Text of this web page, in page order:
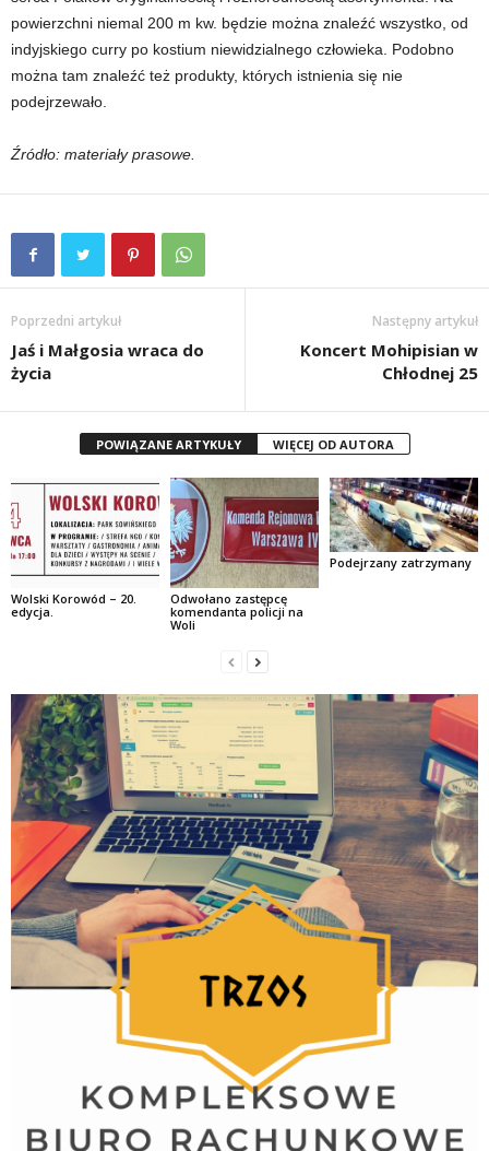
powierzchni niemal 200 m kw. będzie można znaleźć wszystko, od
indyjskiego curry po kostium niewidzialnego człowieka. Podobno
można tam znaleźć też produkty, których istnienia się nie
podejrzewało.
Źródło: materiały prasowe.
Poprzedni artykuł
Jaś i Małgosia wraca do
życia
Następny artykuł
Koncert Mohipisian w
Chłodnej 25
POWIĄZANE ARTYKUŁY WIĘCEJ OD AUTORA
Wolski Korowód – 20.
edycja.
Odwołano zastępcę
komendanta policji na
Woli
Podejrzany zatrzymany